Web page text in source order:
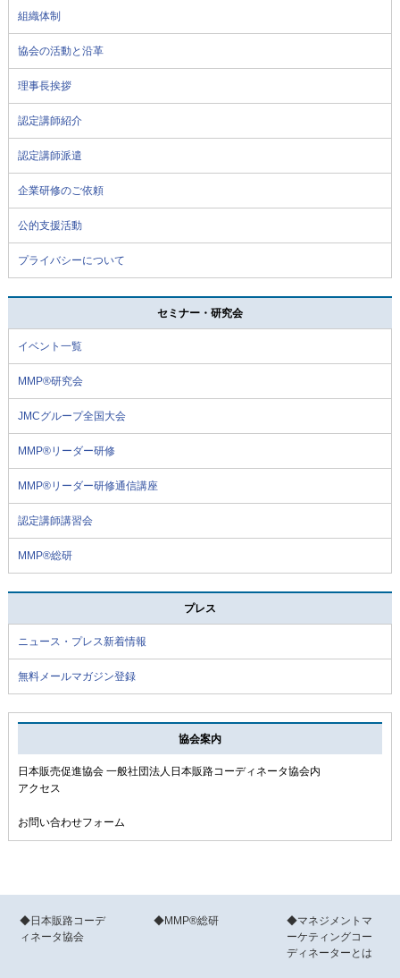
組織体制
協会の活動と沿革
理事長挨拶
認定講師紹介
認定講師派遣
企業研修のご依頼
公的支援活動
プライバシーについて
セミナー・研究会
イベント一覧
MMP®研究会
JMCグループ全国大会
MMP®リーダー研修
MMP®リーダー研修通信講座
認定講師講習会
MMP®総研
プレス
ニュース・プレス新着情報
無料メールマガジン登録
協会案内
日本販売促進協会 一般社団法人日本販路コーディネータ協会内
アクセス
お問い合わせフォーム
◆日本販路コーデ
ィネータ協会
◆MMP®総研
◆マネジメントマ
ーケティングコー
ディネーターとは